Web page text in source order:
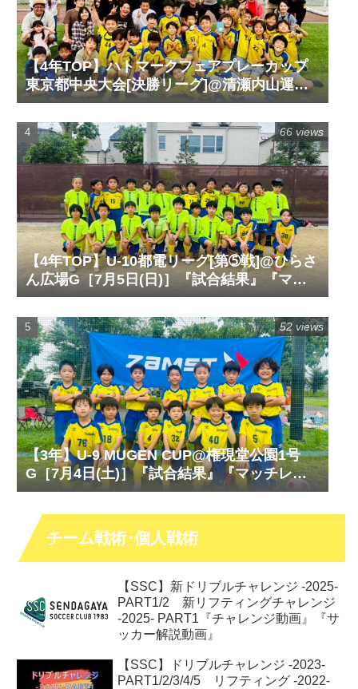
【4年TOP】ハトマークフェアプレーカップ
東京都中央大会[決勝リーグ]@清瀬内山運動
公園サッカー場G［6月14日(日)］『試合結
果』『マッチレポート』『試合動画』
【4年TOP】U-10都電リーグ[第➄戦]@ひらさ
ん広場G［7月5日(日)］『試合結果』『マッ
チレポート』『試合動画』
66 views
【3年】U-9 MUGEN CUP@権現堂公園1号
G［7月4日(土)］『試合結果』『マッチレポ
ート』『試合動画』
52 views
チーム戦術･個人戦術
【SSC】新ドリブルチャレンジ -2025-
PART1/2 新リフティングチャレンジ
-2025- PART1『チャレンジ動画』『サ
ッカー解説動画』
【SSC】ドリブルチャレンジ -2023-
PART1/2/3/4/5 リフティング -2022-